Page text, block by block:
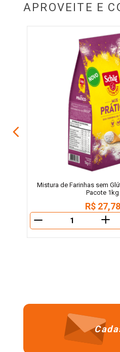
APROVEITE E
Mistura de Farinhas sem
Pacote 1kg
R$ 27,78
＋